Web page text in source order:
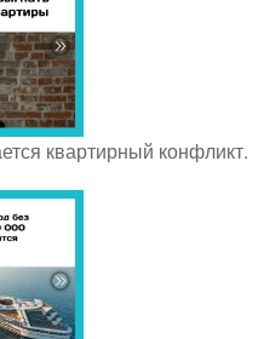
квартирный конфликт.